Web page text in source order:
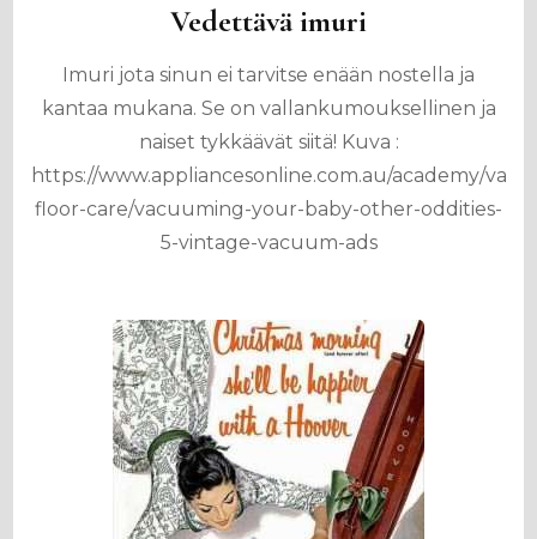
Vedettävä imuri
Imuri jota sinun ei tarvitse enään nostella ja
kantaa mukana. Se on vallankumouksellinen ja
naiset tykkäävät siitä! Kuva :
https://www.appliancesonline.com.au/academy/
floor-care/vacuuming-your-baby-other-oddities-
5-vintage-vacuum-ads